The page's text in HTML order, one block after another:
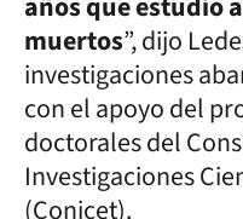
muertos”, dijo
investigaciones
con el apoyo del
doctorales del
Investigaciones
(Conicet).